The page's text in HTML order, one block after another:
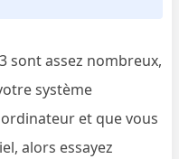
sont assez nombreux,
système
et que vous
alors essayez